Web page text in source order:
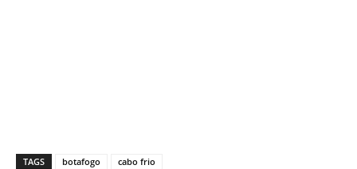
TAGS botafogo cabo frio